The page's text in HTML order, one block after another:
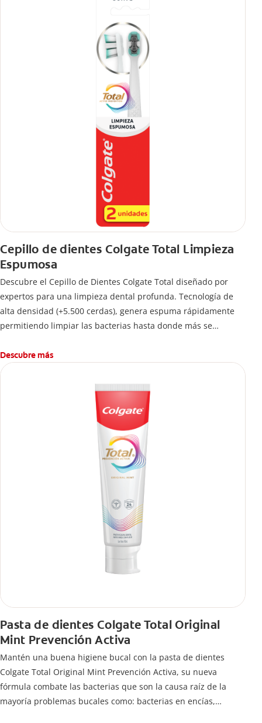
Cepillo de dientes Colgate Total Limpieza
Espumosa
Descubre el Cepillo de Dientes Colgate Total diseñado por
expertos para una limpieza dental profunda. Tecnología de
alta densidad (+5.500 cerdas), genera espuma rápidamente
permitiendo limpiar las bacterias hasta donde más se
Descubre más
Pasta de dientes Colgate Total Original
Mint Prevención Activa
Mantén una buena higiene bucal con la pasta de dientes
Colgate Total Original Mint Prevención Activa, su nueva
fórmula combate las bacterias que son la causa raíz de la
mayoría problemas bucales como: bacterias en encías,